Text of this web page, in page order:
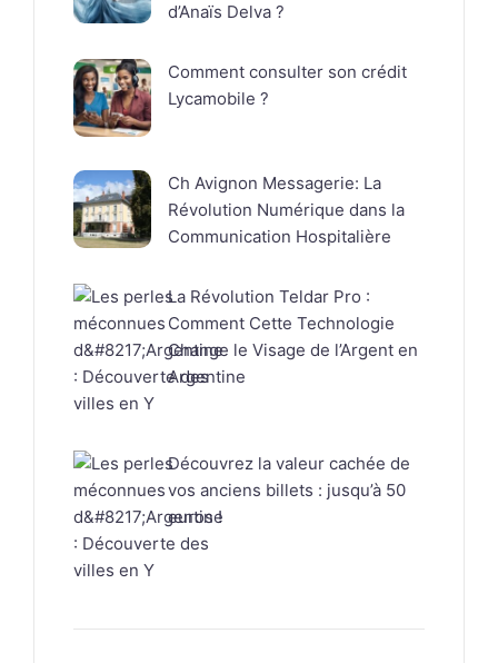
d’Anaïs Delva ?
Comment consulter son crédit
Lycamobile ?
Ch Avignon Messagerie: La
Révolution Numérique dans la
Communication Hospitalière
La Révolution Teldar Pro :
Comment Cette Technologie
Change le Visage de l’Argent en
Argentine
Découvrez la valeur cachée de
vos anciens billets : jusqu’à 50
euros !